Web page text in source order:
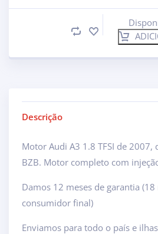
Descrição
Motor Audi A3 1.8 TFSI de 2007,
BZB. Motor completo com
Damos 12 meses de garantia (18
consumidor final)
Enviamos para todo o país e